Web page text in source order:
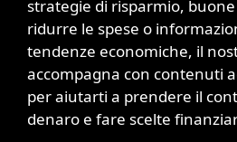
strategie di risparmio,
ridurre le spese o
tendenze economiche, il
accompagna con contenuti
per aiutarti a prendere il
denaro e fare scelte